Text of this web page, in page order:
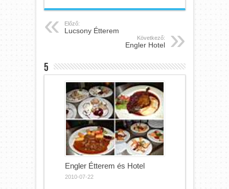
Előző:
Lucsony Étterem
Következő:
Engler Hotel
5
Engler Étterem és Hotel
2010-07-22